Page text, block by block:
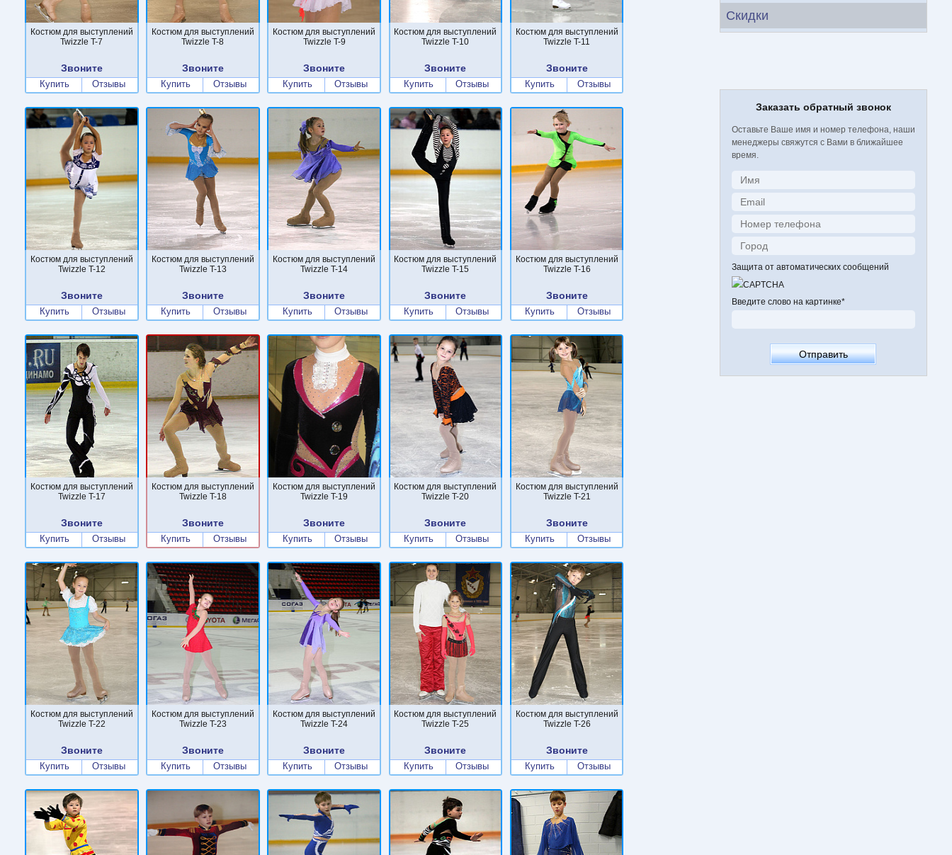
Скидки
Заказать обратный звонок
Оставьте Ваше имя и номер телефона, наши
менеджеры свяжутся с Вами в ближайшее
время.
Защита от автоматических сообщений
Введите слово на картинке*
Костюм для выступлений
Twizzle T-7
Звоните
Купить Отзывы
Костюм для выступлений
Twizzle T-8
Звоните
Купить Отзывы
Костюм для выступлений
Twizzle T-9
Звоните
Купить Отзывы
Костюм для выступлений
Twizzle T-10
Звоните
Купить Отзывы
Костюм для выступлений
Twizzle T-11
Звоните
Купить Отзывы
Костюм для выступлений
Twizzle T-12
Звоните
Купить Отзывы
Костюм для выступлений
Twizzle T-13
Звоните
Купить Отзывы
Костюм для выступлений
Twizzle T-14
Звоните
Купить Отзывы
Костюм для выступлений
Twizzle T-15
Звоните
Купить Отзывы
Костюм для выступлений
Twizzle T-16
Звоните
Купить Отзывы
Костюм для выступлений
Twizzle T-17
Звоните
Купить Отзывы
Костюм для выступлений
Twizzle T-18
Звоните
Купить Отзывы
Костюм для выступлений
Twizzle T-19
Звоните
Купить Отзывы
Костюм для выступлений
Twizzle T-20
Звоните
Купить Отзывы
Костюм для выступлений
Twizzle T-21
Звоните
Купить Отзывы
Костюм для выступлений
Twizzle T-22
Звоните
Купить Отзывы
Костюм для выступлений
Twizzle T-23
Звоните
Купить Отзывы
Костюм для выступлений
Twizzle T-24
Звоните
Купить Отзывы
Костюм для выступлений
Twizzle T-25
Звоните
Купить Отзывы
Костюм для выступлений
Twizzle T-26
Звоните
Купить Отзывы